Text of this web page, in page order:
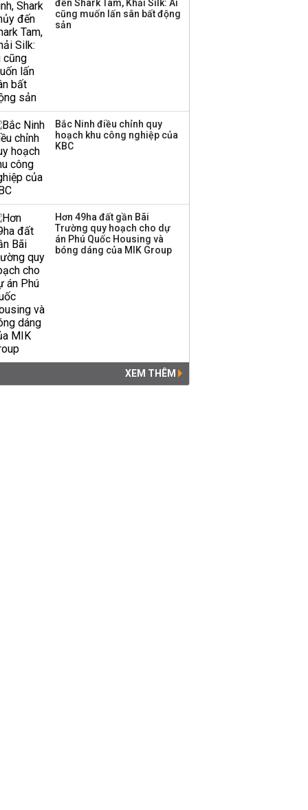
đến Shark Tam, Khải Silk: Ai
cũng muốn lấn sân bất động
sản
Bắc Ninh điều chỉnh quy
hoạch khu công nghiệp của
KBC
Hơn 49ha đất gần Bãi
Trường quy hoạch cho dự
án Phú Quốc Housing và
bóng dáng của MIK Group
XEM THÊM